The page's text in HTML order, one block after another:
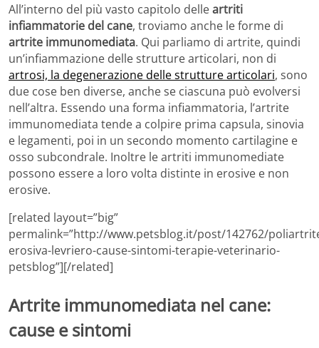
All’interno del più vasto capitolo delleartriti
infiammatorie del cane, troviamo anche le forme di
artrite immunomediata. Qui parliamo di artrite, quindi
un’infiammazione delle strutture articolari, non di
artrosi, la degenerazione delle strutture articolari, sono
due cose ben diverse, anche se ciascuna può evolversi
nell’altra. Essendo una forma infiammatoria, l’artrite
immunomediata tende a colpire prima capsula, sinovia
e legamenti, poi in un secondo momento cartilagine e
osso subcondrale. Inoltre le artriti immunomediate
possono essere a loro volta distinte in erosive e non
erosive.
[related layout=”big”
permalink=”http://www.petsblog.it/post/142762/
erosiva-levriero-cause-sintomi-terapie-veterinario-
petsblog”][/related]
Artrite immunomediata nel cane:
cause e sintomi